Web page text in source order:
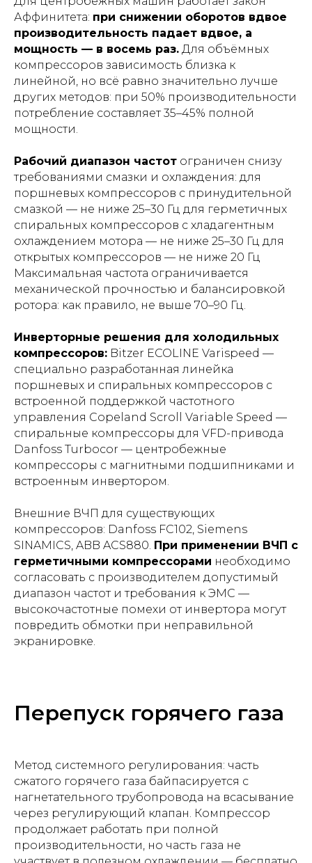
Аффинитета: при снижении оборотов вдвое
производительность падает вдвое, а
мощность — в восемь раз. Для объёмных
компрессоров зависимость близка к
линейной, но всё равно значительно лучше
других методов: при 50% производительности
потребление составляет 35–45% полной
мощности.
Рабочий диапазон частот ограничен снизу
требованиями смазки и охлаждения: для
поршневых компрессоров с принудительной
смазкой — не ниже 25–30 Гц для герметичных
спиральных компрессоров с хладагентным
охлаждением мотора — не ниже 25–30 Гц для
открытых компрессоров — не ниже 20 Гц
Максимальная частота ограничивается
механической прочностью и балансировкой
ротора: как правило, не выше 70–90 Гц.
Инверторные решения для холодильных
компрессоров: Bitzer ECOLINE Varispeed —
специально разработанная линейка
поршневых и спиральных компрессоров с
встроенной поддержкой частотного
управления Copeland Scroll Variable Speed —
спиральные компрессоры для VFD-привода
Danfoss Turbocor — центробежные
компрессоры с магнитными подшипниками и
встроенным инвертором.
Внешние ВЧП для существующих
компрессоров: Danfoss FC102, Siemens
SINAMICS, ABB ACS880. При применении ВЧП с
герметичными компрессорами необходимо
согласовать с производителем допустимый
диапазон частот и требования к ЭМС —
высокочастотные помехи от инвертора могут
повредить обмотки при неправильной
экранировке.
Перепуск горячего газа
Метод системного регулирования: часть
сжатого горячего газа байпасируется с
нагнетательного трубопровода на всасывание
через регулирующий клапан. Компрессор
продолжает работать при полной
производительности, но часть газа не